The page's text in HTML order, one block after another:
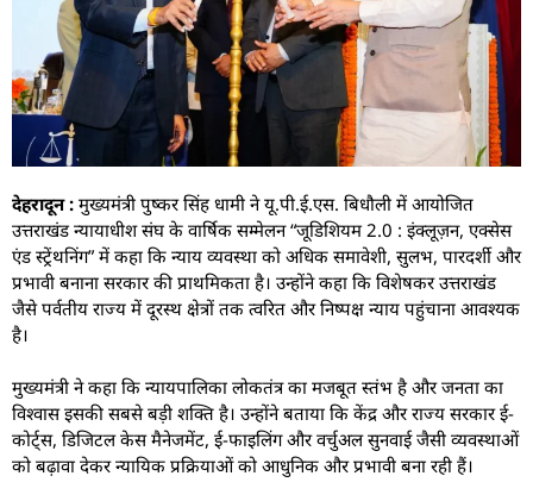
देहरादून : मुख्यमंत्री पुष्कर सिंह धामी ने यू.पी.ई.एस. बिधौली में आयोजित
उत्तराखंड न्यायाधीश संघ के वार्षिक सम्मेलन “जूडिशियम 2.0 : इंक्लूज़न, एक्सेस
एंड स्ट्रेंथनिंग” में कहा कि न्याय व्यवस्था को अधिक समावेशी, सुलभ, पारदर्शी और
प्रभावी बनाना सरकार की प्राथमिकता है। उन्होंने कहा कि विशेषकर उत्तराखंड
जैसे पर्वतीय राज्य में दूरस्थ क्षेत्रों तक त्वरित और निष्पक्ष न्याय पहुंचाना आवश्यक
है।
मुख्यमंत्री ने कहा कि न्यायपालिका लोकतंत्र का मजबूत स्तंभ है और जनता का
विश्वास इसकी सबसे बड़ी शक्ति है। उन्होंने बताया कि केंद्र और राज्य सरकार ई-
कोर्ट्स, डिजिटल केस मैनेजमेंट, ई-फाइलिंग और वर्चुअल सुनवाई जैसी व्यवस्थाओं
को बढ़ावा देकर न्यायिक प्रक्रियाओं को आधुनिक और प्रभावी बना रही हैं।